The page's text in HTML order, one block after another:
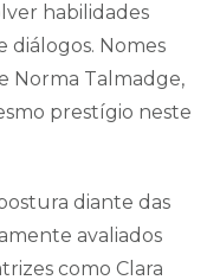
habilidades
diálogos. Nomes
Norma Talmadge,
prestígio neste
diante das
avaliados
como Clara